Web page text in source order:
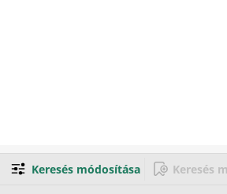
Keresés módosítása Keresés